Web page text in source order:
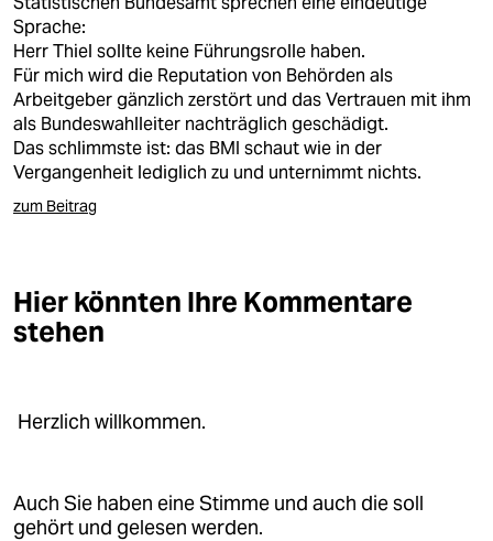
fragen & hilfe
unterstützen
abo
genossenschaft
epaper login
Sprache:
Herr Thiel sollte keine Führungsrolle haben.
Für mich wird die Reputation von Behörden als
Arbeitgeber gänzlich zerstört und das Vertrauen mit ihm
als Bundeswahlleiter nachträglich geschädigt.
Das schlimmste ist: das BMI schaut wie in der
Vergangenheit lediglich zu und unternimmt nichts.
zum Beitrag
Hier könnten Ihre Kommentare
stehen
Herzlich willkommen.
Auch Sie haben eine Stimme und auch die soll
gehört und gelesen werden.